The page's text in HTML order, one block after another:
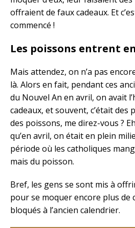
offraient de faux cadeaux. Et
commencé !
Les poissons entrent
Mais attendez, on n’a pas
là. Alors en fait, pendant ces
du Nouvel An en avril, on avait
cadeaux, et souvent, c’était des
des poissons, me direz-vous ?
qu’en avril, on était en plein
période où les catholiques
mais du poisson.
Bref, les gens se sont mis à
pour se moquer encore plus de
bloqués à l’ancien calendrier.